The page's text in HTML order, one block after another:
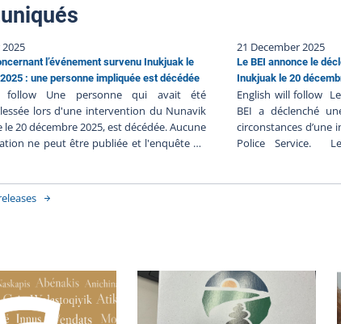
l’événement survenu Inukjuak le
: une personne impliquée est décédée
follow Une personne qui avait été
lors d'une intervention du Nunavik
le 20 décembre 2025, est décédée. Aucune
ne peut être publiée et l'enquête du
faits entourant l’intervention policière.
dans tous les cas où une personne,
ou est blessée par une arme à feu utilisée
lors d'une intervention policière ou
par un corps de police. Update
event that occurred in Inukjuak on
2025: one person involved has died A
seriously injured during a Nunavik
21 December 2025
Le BEI annonce le
Inukjuak le 20
English will follow
BEI a déclenché
circonstances
Police Service.
de coup de feu
personne aurait été
aurait été mise en
personne aurait